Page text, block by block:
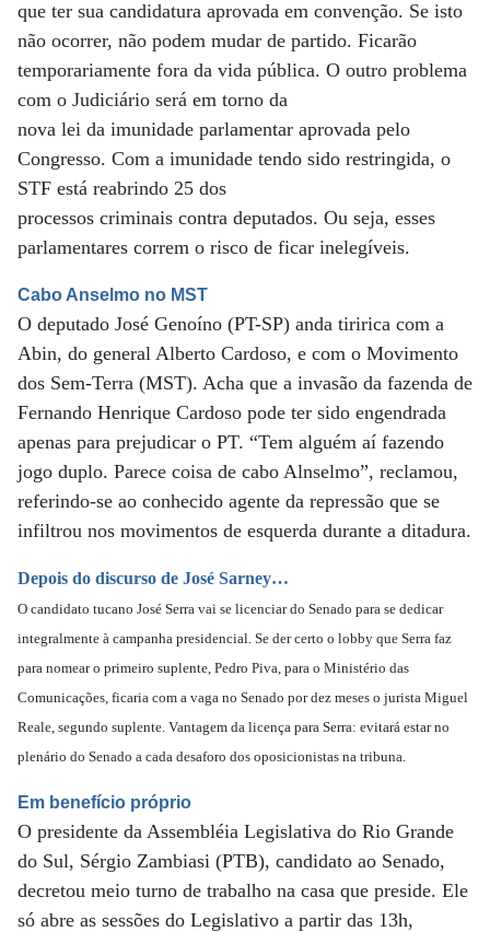
que ter sua candidatura aprovada em convenção. Se isto
não ocorrer, não podem mudar de partido. Ficarão
temporariamente fora da vida pública. O outro problema
com o Judiciário será em torno da
nova lei da imunidade parlamentar aprovada pelo
Congresso. Com a imunidade tendo sido restringida, o
STF está reabrindo 25 dos
processos criminais contra deputados. Ou seja, esses
parlamentares correm o risco de ficar inelegíveis.
Cabo Anselmo no MST
O deputado José Genoíno (PT-SP) anda tiririca com a
Abin, do general Alberto Cardoso, e com o Movimento
dos Sem-Terra (MST). Acha que a invasão da fazenda de
Fernando Henrique Cardoso pode ter sido engendrada
apenas para prejudicar o PT. “Tem alguém aí fazendo
jogo duplo. Parece coisa de cabo Alnselmo”, reclamou,
referindo-se ao conhecido agente da repressão que se
infiltrou nos movimentos de esquerda durante a ditadura.
Depois do discurso de José Sarney…
O candidato tucano José Serra vai se licenciar do Senado para se dedicar
integralmente à campanha presidencial. Se der certo o lobby que Serra faz
para nomear o primeiro suplente, Pedro Piva, para o Ministério das
Comunicações, ficaria com a vaga no Senado por dez meses o jurista Miguel
Reale, segundo suplente. Vantagem da licença para Serra: evitará estar no
plenário do Senado a cada desaforo dos oposicionistas na tribuna.
Em benefício próprio
O presidente da Assembléia Legislativa do Rio Grande
do Sul, Sérgio Zambiasi (PTB), candidato ao Senado,
decretou meio turno de trabalho na casa que preside. Ele
só abre as sessões do Legislativo a partir das 13h,